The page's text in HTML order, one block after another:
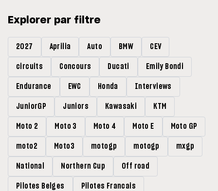
Explorer par filtre
2027 Aprilia Auto BMW CEV
circuits Concours Ducati Emily Bondi
Endurance EWC Honda Interviews
JuniorGP Juniors Kawasaki KTM
Moto 2 Moto 3 Moto 4 Moto E Moto GP
moto2 Moto3 motogp motogp mxgp
National Northern Cup Off road
Pilotes Belges Pilotes Francais